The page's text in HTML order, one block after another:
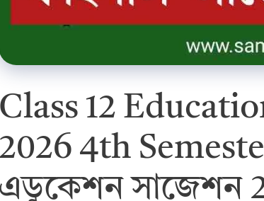
Class 12
2026 4th Semester
এডুকেশন সাজেশন